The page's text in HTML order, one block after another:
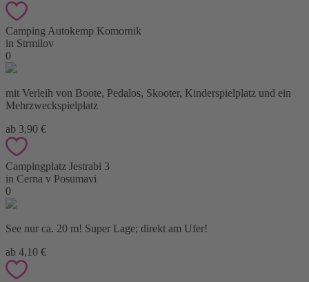
Camping Autokemp Komornik
in Strmilov
0
mit Verleih von Boote, Pedalos, Skooter, Kinderspielplatz und ein
Mehrzweckspielplatz
ab 3,90 €
Campingplatz Jestrabi 3
in Cerna v Posumavi
0
See nur ca. 20 m! Super Lage; direkt am Ufer!
ab 4,10 €